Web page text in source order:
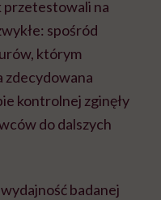
przetestowali na
spośród
którym
zdecydowana
kontrolnej zginęły
do dalszych
badanej